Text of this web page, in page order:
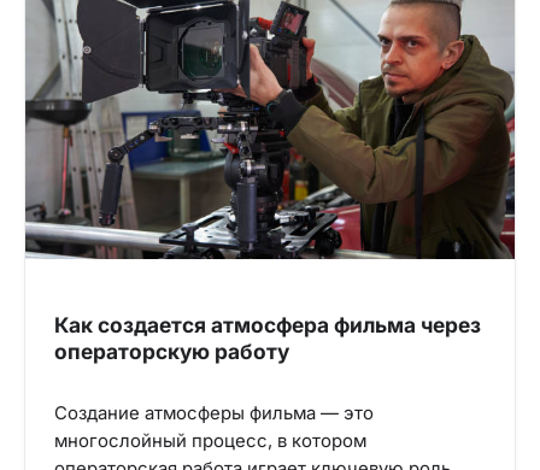
Как создается атмосфера фильма через
операторскую работу
Создание атмосферы фильма — это
многослойный процесс, в котором